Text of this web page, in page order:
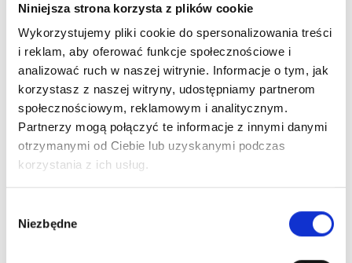
Niniejsza strona korzysta z plików cookie
Wykorzystujemy pliki cookie do spersonalizowania treści
i reklam, aby oferować funkcje społecznościowe i
analizować ruch w naszej witrynie. Informacje o tym, jak
korzystasz z naszej witryny, udostępniamy partnerom
społecznościowym, reklamowym i analitycznym.
Partnerzy mogą połączyć te informacje z innymi danymi
otrzymanymi od Ciebie lub uzyskanymi podczas
korzystania z ich usług.
zgody
Niezbędne
Fizjoterapia Ambulatoryjna
Zobacz więcej